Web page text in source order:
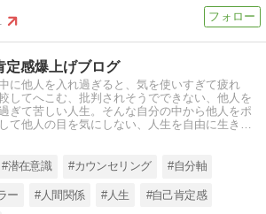
定感爆上げブログ
に他人を入れ過ぎると、気を使いすぎて疲れ
してへこむ、批判されそうでできない、他人を
ぎて苦しい人生。そんな自分の中から他人をポ
て他人の目を気にしない、人生を自由に生きる
#潜在意識 #カウンセリング #自分軸
ー #人間関係 #人生 #自己肯定感